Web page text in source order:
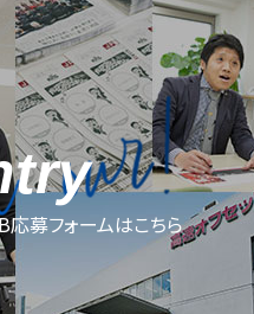
応募フォームはこちら